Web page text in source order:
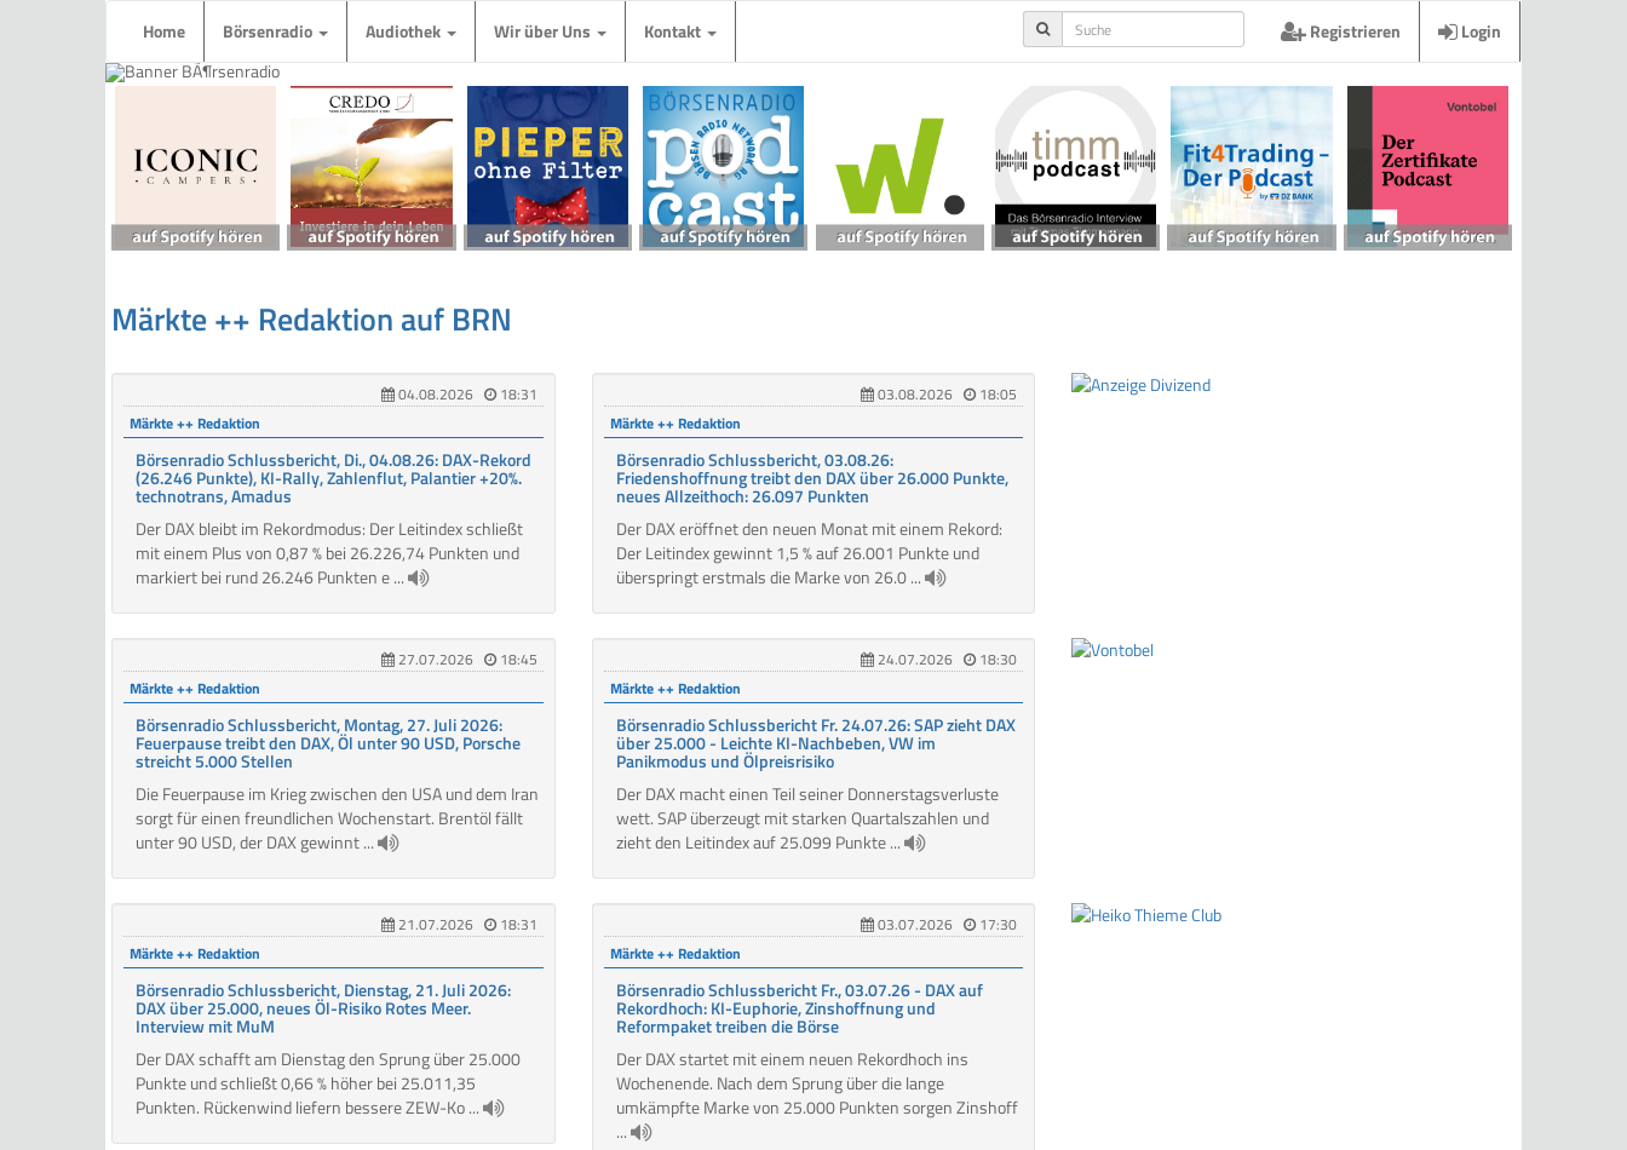
Home Börsenradio Audiothek Wir über Uns Kontakt Registrieren Login
Märkte ++ Redaktion auf BRN
04.08.2026
18:31
Märkte ++ Redaktion
Börsenradio Schlussbericht, Di., 04.08.26: DAX-Rekord
(26.246 Punkte), KI-Rally, Zahlenflut, Palantier +20%.
technotrans, Amadus
Der DAX bleibt im Rekordmodus: Der Leitindex schließt
mit einem Plus von 0,87 % bei 26.226,74 Punkten und
markiert bei rund 26.246 Punkten e ...
03.08.2026
18:05
Märkte ++ Redaktion
Börsenradio Schlussbericht, 03.08.26:
Friedenshoffnung treibt den DAX über 26.000 Punkte,
neues Allzeithoch: 26.097 Punkten
Der DAX eröffnet den neuen Monat mit einem Rekord:
Der Leitindex gewinnt 1,5 % auf 26.001 Punkte und
überspringt erstmals die Marke von 26.0 ...
27.07.2026
18:45
Märkte ++ Redaktion
Börsenradio Schlussbericht, Montag, 27. Juli 2026:
Feuerpause treibt den DAX, Öl unter 90 USD, Porsche
streicht 5.000 Stellen
Die Feuerpause im Krieg zwischen den USA und dem Iran
sorgt für einen freundlichen Wochenstart. Brentöl fällt
unter 90 USD, der DAX gewinnt ...
24.07.2026
18:30
Märkte ++ Redaktion
Börsenradio Schlussbericht Fr. 24.07.26: SAP zieht DAX
über 25.000 - Leichte KI-Nachbeben, VW im
Panikmodus und Ölpreisrisiko
Der DAX macht einen Teil seiner Donnerstagsverluste
wett. SAP überzeugt mit starken Quartalszahlen und
zieht den Leitindex auf 25.099 Punkte ...
21.07.2026
18:31
Märkte ++ Redaktion
Börsenradio Schlussbericht, Dienstag, 21. Juli 2026:
DAX über 25.000, neues Öl-Risiko Rotes Meer.
Interview mit MuM
Der DAX schafft am Dienstag den Sprung über 25.000
Punkte und schließt 0,66 % höher bei 25.011,35
Punkten. Rückenwind liefern bessere ZEW-Ko ...
03.07.2026
17:30
Märkte ++ Redaktion
Börsenradio Schlussbericht Fr., 03.07.26 - DAX auf
Rekordhoch: KI-Euphorie, Zinshoffnung und
Reformpaket treiben die Börse
Der DAX startet mit einem neuen Rekordhoch ins
Wochenende. Nach dem Sprung über die lange
umkämpfte Marke von 25.000 Punkten sorgen Zinshoff
...